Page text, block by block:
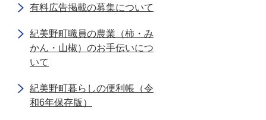
有料広告掲載の募集について
紀美野町職員の農業（柿・み
かん・山椒）のお手伝いにつ
いて
紀美野町暮らしの便利帳（令
和6年保存版）